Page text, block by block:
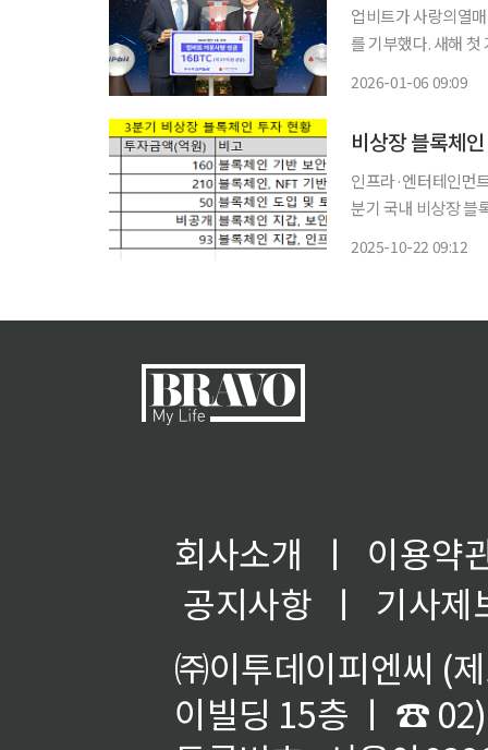
업비트가 사랑의열
를 기부했다. 새해 첫
2026-01-06 09:09
비상장 블록체
인프라·엔터테인먼
분기 국내 비상장 블
2025-10-22 09:12
회사소개 ㅣ
이용약
공지사항
ㅣ
기사제
㈜이투데이피엔씨 (
이빌딩 15층 ㅣ ☎